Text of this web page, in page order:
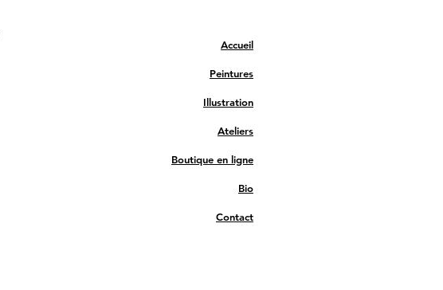
Accueil
Peintures
Illustration
Ateliers
Boutique en ligne
Bio
Contact